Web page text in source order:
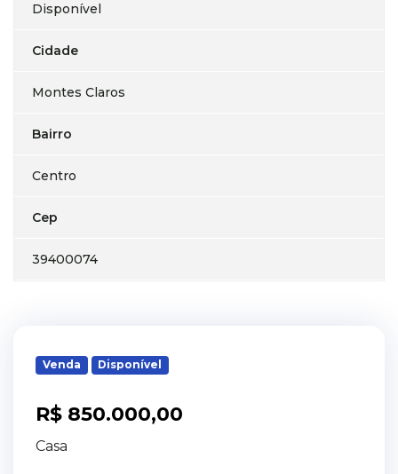
Disponível
Cidade
Montes Claros
Bairro
Centro
Cep
39400074
Venda Disponível
R$ 850.000,00
Casa